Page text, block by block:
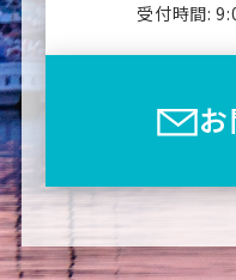
受付時間: